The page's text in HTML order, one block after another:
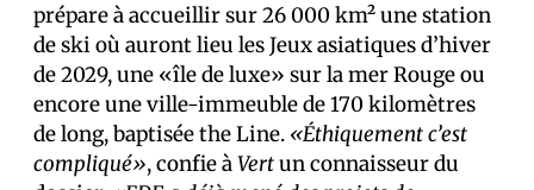
prépare à accueillir sur 26 000 km² une station
de ski où auront lieu les Jeux asiatiques d’hiver
de 2029, une «île de luxe» sur la mer Rouge ou
encore une ville-immeuble de 170 kilomètres
de long, baptisée the Line. «Éthiquement c’est
compliqué», confie àVertun connaisseur du